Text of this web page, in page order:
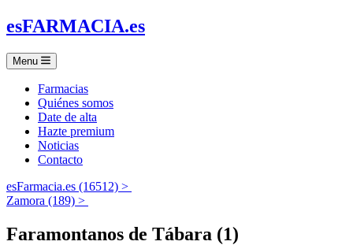
esFARMACIA.es
Menu
Farmacias
Quiénes somos
Date de alta
Hazte premium
Noticias
Contacto
esFarmacia.es (16512) >
Zamora (189) >
Faramontanos de Tábara (1)